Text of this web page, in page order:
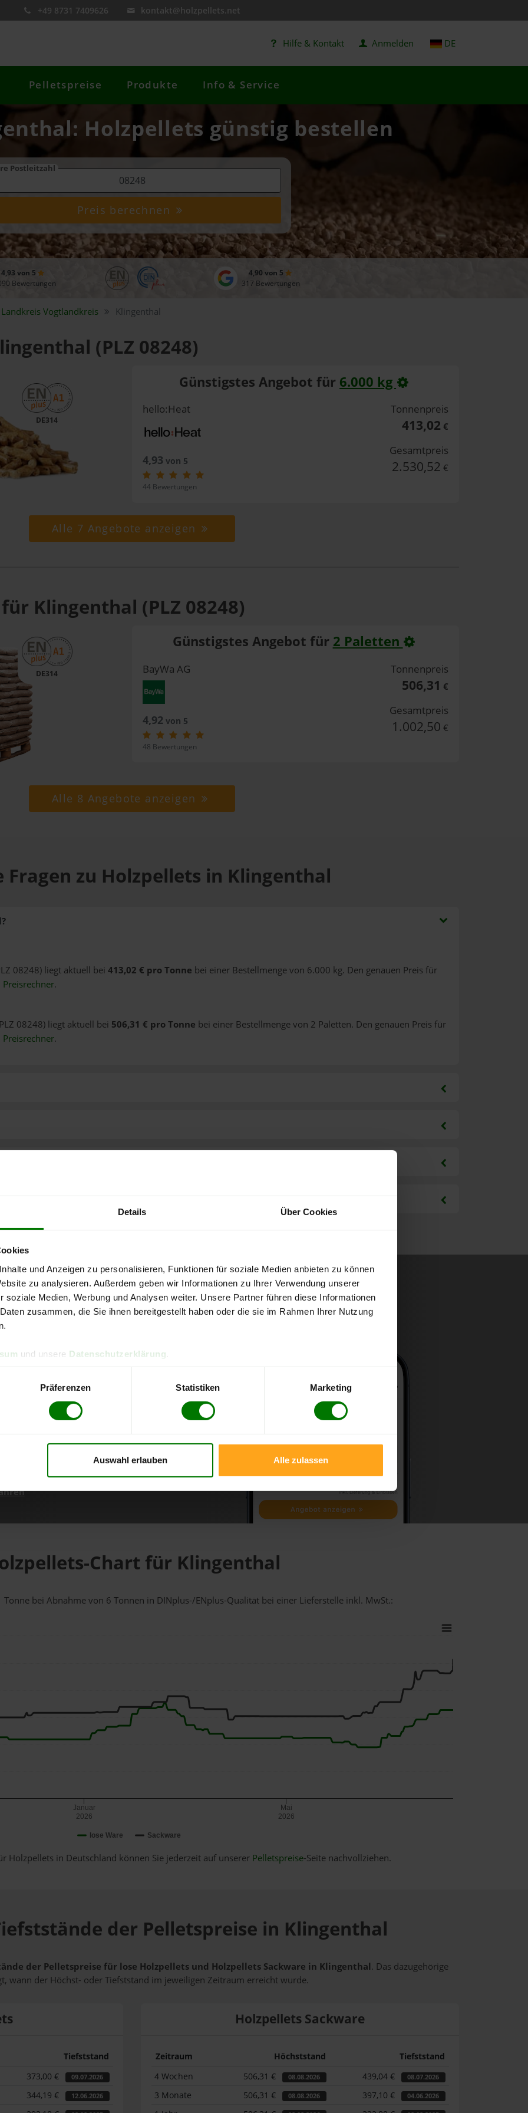
Details Über Cookies
und Anzeigen zu personalisieren, Funktionen für soziale Medien anbieten zu können
zu analysieren. Außerdem geben wir Informationen zu Ihrer Verwendung unserer
soziale Medien, Werbung und Analysen weiter. Unsere Partner führen diese Informationen
zusammen, die Sie ihnen bereitgestellt haben oder die sie im Rahmen Ihrer Nutzung
und unsere Datenschutzerklärung
Präferenzen Statistiken Marketing
Auswahl erlauben Alle zulassen
+49 8731 7409626 kontakt@holzpellets.net
Hilfe & Kontakt Anmelden DE
Pelletspreise Produkte Info & Service
Holzpellets günstig bestellen
Postleitzahl
Preis berechnen
4,93 von 5
Bewertungen
4,90 von 5
317 Bewertungen
LandkreisVogtlandkreis Klingenthal
(PLZ 08248)
DE314
Günstigstes Angebot für 6.000 kg
hello:Heat
4,93 von 5
44 Bewertungen
Tonnenpreis
413,02 €
Gesamtpreis
2.530,52 €
Alle 7 Angebote anzeigen
Klingenthal (PLZ 08248)
DE314
Günstigstes Angebot für 2 Paletten
BayWa AG
4,92von 5
48 Bewertungen
Tonnenpreis
506,31 €
Gesamtpreis
1.002,50 €
Alle 8 Angebote anzeigen
Fragen zu Holzpellets in Klingenthal
08248) liegt aktuell bei 413,02 € pro Tonne bei einer Bestellmenge von 6.000 kg. Den genauen Preis für
Preisrechner.
08248) liegt aktuell bei 506,31 € pro Tonne bei einer Bestellmenge von 2 Paletten. Den genauen Preis für
Preisrechner.
kostenlose
direkt online bestellen
aktuellen Stand
Chart für Klingenthal
Tonne bei Abnahmevon 6 Tonnen in DINplus-/ENplus-Qualität bei einer Lieferstelle inkl. MwSt.:
lose Ware Sackware
Januar
2026
Mai
2026
Holzpellets in Deutschland können Sie jederzeit auf unserer Pelletspreise-Seite nachvollziehen.
der Pelletspreise in Klingenthal
der Pelletspreise für lose Holzpellets und Holzpellets Sackware in Klingenthal. Das dazugehörige
wann der Höchst- oder Tiefststand im jeweiligen Zeitraum erreicht wurde.
Tiefststand
373,00 € 09.07.2026
344,19 € 12.06.2026
Holzpellets Sackware
Zeitraum Höchststand
Tiefststand
4 Wochen
506,31 € 08.08.2026 439,04 € 08.07.2026
3 Monate 506,31 € 08.08.2026 397,10 € 04.06.2026